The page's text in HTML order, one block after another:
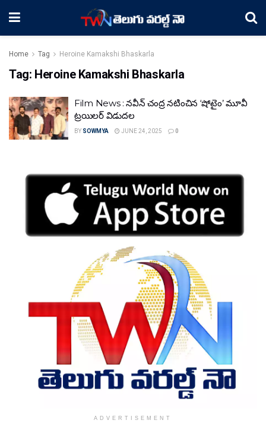
Home Tag Heroine Kamakshi Bhaskarla
Tag: Heroine Kamakshi Bhaskarla
Film News : నవీన్ చంద్ర నటించిన ‘షోటైం’ మూవీ
ట్రయిలర్ విడుదల
BY SOWMYA JUNE 24, 2025 0
ADVERTISEMENT